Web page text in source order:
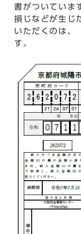
書がついていま
損じなどが生じ
いただくのは、
す。